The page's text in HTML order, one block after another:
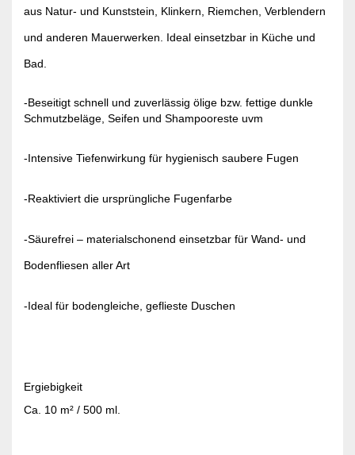
aus Natur- und Kunststein, Klinkern, Riemchen, Verblendern
und anderen Mauerwerken. Ideal einsetzbar in Küche und
Bad.
-Beseitigt schnell und zuverlässig ölige bzw. fettige dunkle
Schmutzbeläge, Seifen und Shampooreste uvm
-Intensive Tiefenwirkung für hygienisch saubere Fugen
-Reaktiviert die ursprüngliche Fugenfarbe
-Säurefrei – materialschonend einsetzbar für Wand- und
Bodenfliesen aller Art
-Ideal für bodengleiche, geflieste Duschen
Ergiebigkeit
Ca. 10 m² / 500 ml.